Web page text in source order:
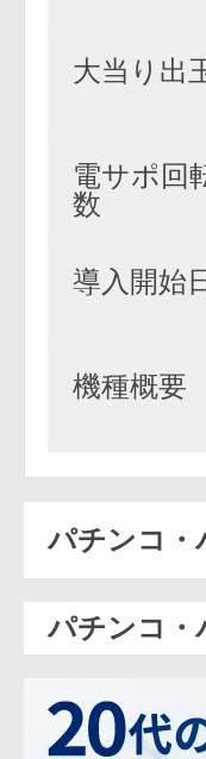
大当り出
電サポ回
数
導入開始
機種概要
パチンコ・
パチンコ・